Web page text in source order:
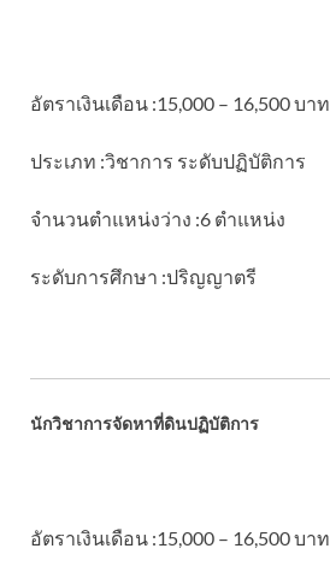
อัตราเงินเดือน :15,000 – 16,500 บาท
ประเภท :วิชาการ ระดับปฏิบัติการ
จำนวนตำแหน่งว่าง :6 ตำแหน่ง
ระดับการศึกษา :ปริญญาตรี
นักวิชาการจัดหาที่ดินปฏิบัติการ
อัตราเงินเดือน :15,000 – 16,500 บาท